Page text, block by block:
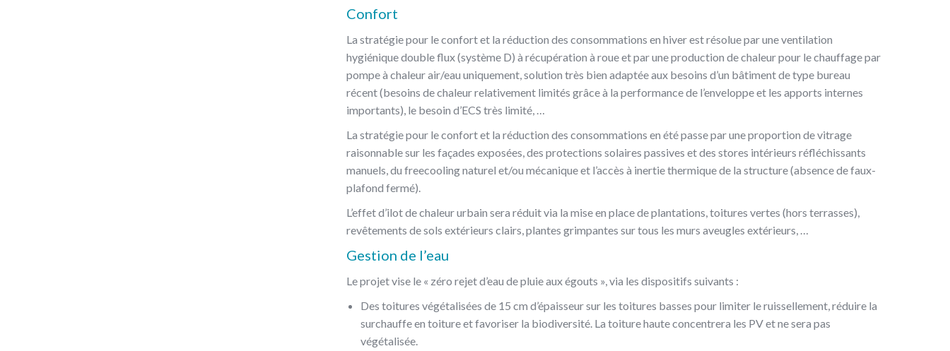
Confort
La stratégie pour le confort et la réduction des consommations en hiver est résolue par une ventilation
hygiénique double flux (système D) à récupération à roue et par une production de chaleur pour le chauffage par
pompe à chaleur air/eau uniquement, solution très bien adaptée aux besoins d’un bâtiment de type bureau
récent (besoins de chaleur relativement limités grâce à la performance de l’enveloppe et les apports internes
importants), le besoin d’ECS très limité, …
La stratégie pour le confort et la réduction des consommations en été passe par une proportion de vitrage
raisonnable sur les façades exposées, des protections solaires passives et des stores intérieurs réfléchissants
manuels, du freecooling naturel et/ou mécanique et l’accès à inertie thermique de la structure (absence de faux-
plafond fermé).
L’effet d’ilot de chaleur urbain sera réduit via la mise en place de plantations, toitures vertes (hors terrasses),
revêtements de sols extérieurs clairs, plantes grimpantes sur tous les murs aveugles extérieurs, …
Gestion de l’eau
Le projet vise le « zéro rejet d’eau de pluie aux égouts », via les dispositifs suivants :
Des toitures végétalisées de 15 cm d’épaisseur sur les toitures basses pour limiter le ruissellement, réduire la
surchauffe en toiture et favoriser la biodiversité. La toiture haute concentrera les PV et ne sera pas
végétalisée.